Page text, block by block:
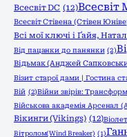
Всесвіт DC (12)Всесвіт
Всесвіт Стівена (Стівен
Всі мої ключі і Ґайя,
Від пацанки до панянки (2)
Відьмак (Анджей
Візит старої дами | Гостина
Вій (2)Війни звірів:
Військова академія Арсенал
Вікинги (Vikings) (12)
Вітролом(Wind Breaker) (1)